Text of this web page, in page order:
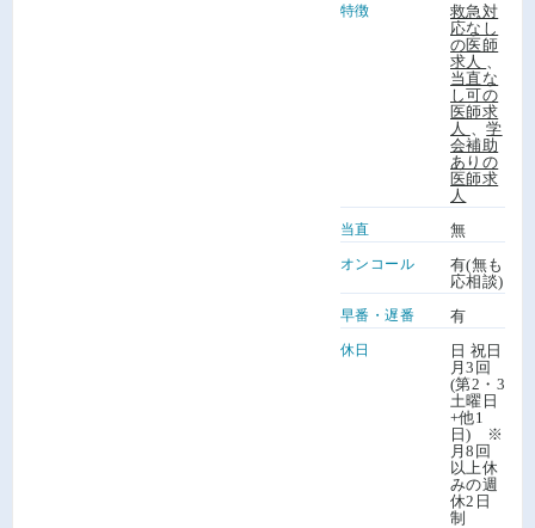
特徴
救急対
応なし
の医師
求人
当直な
し可の
医師求
人
、学
会補助
ありの
医師求
人
当直 無
オンコール
有(無も
応相談)
早番・遅番 有
休日
日 祝日
月3回
(第2・3
土曜日
+他1
日) ※
月8回
以上休
みの週
休2日
制